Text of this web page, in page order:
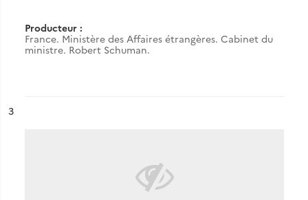
Producteur :
France. Ministère des Affaires étrangères. Cabinet du
ministre. Robert Schuman.
n°
3